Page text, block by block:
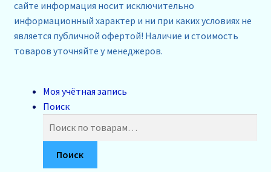
сайте информация носит исключительно
информационный характер и ни при каких условиях не
является публичной офертой! Наличие и стоимость
товаров уточняйте у менеджеров.
Моя учётная запись
Поиск
Поиск